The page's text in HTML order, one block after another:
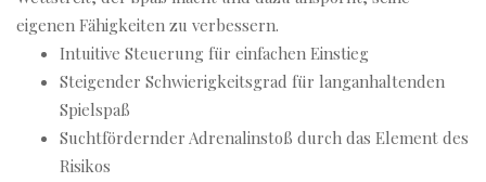
eigenen Fähigkeiten zu verbessern.
Intuitive Steuerung für einfachen Einstieg
Steigender Schwierigkeitsgrad für langanhaltenden
Spielspaß
Suchtfördernder Adrenalinstoß durch das Element des
Risikos